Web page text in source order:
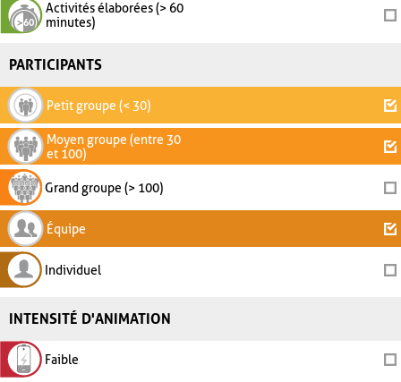
Activités élaborées (> 60
minutes)
PARTICIPANTS
Petit groupe (< 30)
Moyen groupe (entre 30
et 100)
Grand groupe (> 100)
Équipe
Individuel
INTENSITÉ D'ANIMATION
Faible